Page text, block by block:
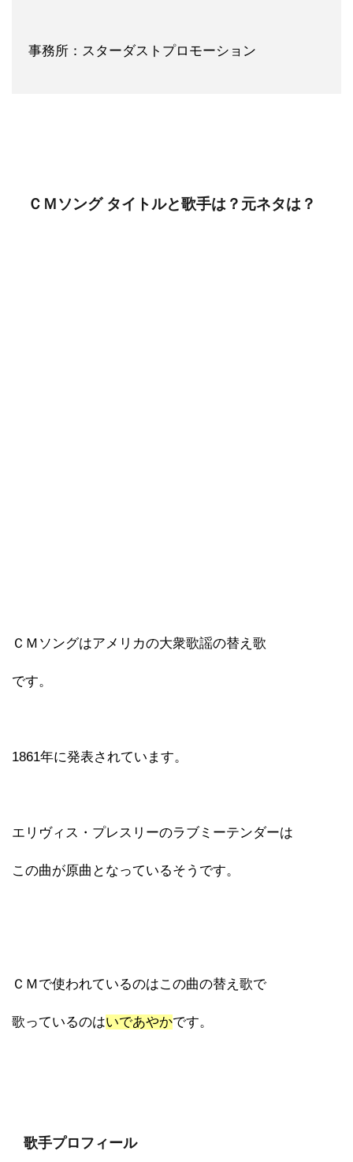
事務所：スターダストプロモーション
ＣＭソング タイトルと歌手は？元ネタは？
ＣＭソングはアメリカの大衆歌謡の替え歌
です。
1861年に発表されています。
エリヴィス・プレスリーのラブミーテンダーは
この曲が原曲となっているそうです。
ＣＭで使われているのはこの曲の替え歌で
歌っているのはいであやかです。
歌手プロフィール